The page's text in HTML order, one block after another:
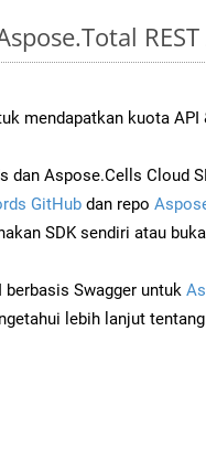
mendapatkan kuota
dan Aspose.Cells Cloud
GitHub dan repo
SDK sendiri atau buka
Swagger untuk
lebih lanjut tentang